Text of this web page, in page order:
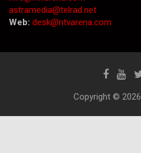
astramedia@telrad.net
Web: desk@ntvarena.com
Copyright © 2026